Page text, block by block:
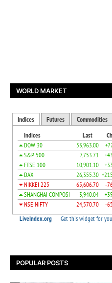
WORLD MARKET
POPULAR POSTS